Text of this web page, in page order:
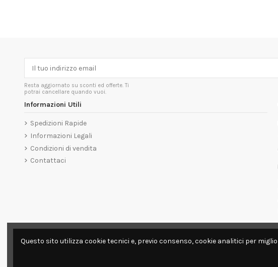
Resta aggiornato su sconti ed offerte. Ti
potrai cancellare quando vuoi.
Informazioni Utili
Spedizioni Rapide
Informazioni Legali
Condizioni di vendita
Contattaci
Questo sito utilizza cookie tecnici e, previo consenso, cookie analitici per